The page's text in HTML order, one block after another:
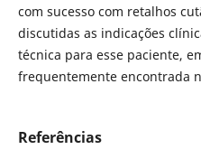
com sucesso com retalhos
discutidas as indicações
técnica para esse paciente,
frequentemente encontrada
Referências